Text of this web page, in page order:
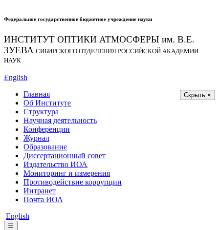
Федеральное государственное бюджетное учреждение науки
ИНСТИТУТ ОПТИКИ АТМОСФЕРЫ им. В.Е.
ЗУЕВА СИБИРСКОГО ОТДЕЛЕНИЯ РОССИЙСКОЙ АКАДЕМИИ
НАУК
English
Скрыть ×
Главная
Об Институте
Структура
Научная деятельность
Конференции
Журнал
Образование
Диссертационный совет
Издательство ИОА
Мониторинг и измерения
Противодействие коррупции
Интранет
Почта ИОА
English
☰